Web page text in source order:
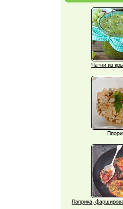
Чатни из
Паприка,